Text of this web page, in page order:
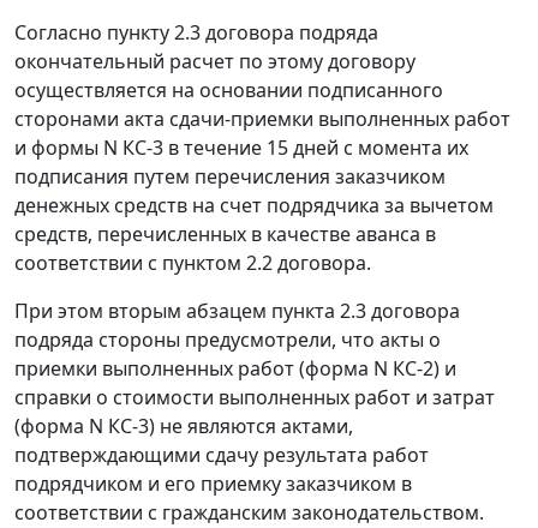
Согласно пункту 2.3 договора подряда
окончательный расчет по этому договору
осуществляется на основании подписанного
сторонами акта сдачи-приемки выполненных работ
и формы N КС-3 в течение 15 дней с момента их
подписания путем перечисления заказчиком
денежных средств на счет подрядчика за вычетом
средств, перечисленных в качестве аванса в
соответствии с пунктом 2.2 договора.
При этом вторым абзацем пункта 2.3 договора
подряда стороны предусмотрели, что акты о
приемки выполненных работ (форма N КС-2) и
справки о стоимости выполненных работ и затрат
(форма N КС-3) не являются актами,
подтверждающими сдачу результата работ
подрядчиком и его приемку заказчиком в
соответствии с гражданским законодательством.